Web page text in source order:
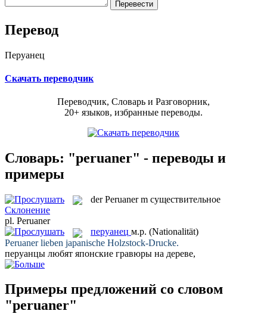
Перевод
Перуанец
Скачать переводчик
Переводчик, Словарь и Разговорник,
20+ языков, избранные переводы.
Словарь: "peruaner" - переводы и
примеры
derPeruaner m существительное
Склонение
pl. Peruaner
перуанец м.р. (Nationalität)
Peruanerlieben japanische Holzstock-Drucke.
перуанцы любят японские гравюры на дереве,
Примеры предложений со словом
"peruaner"